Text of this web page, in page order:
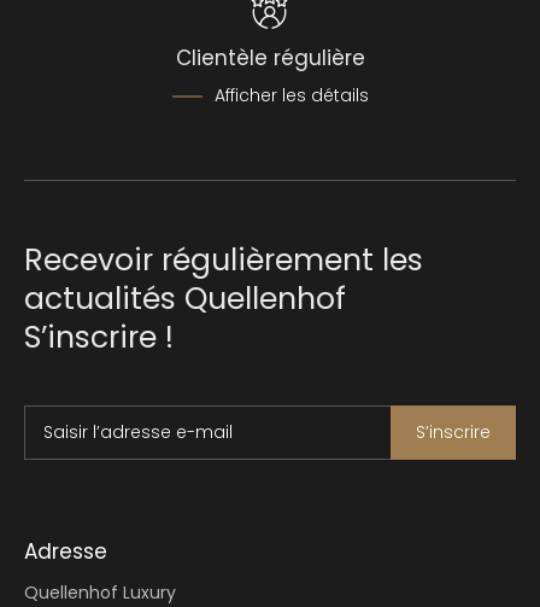
Clientèle régulière
Afficher les détails
Recevoir régulièrement les
actualités Quellenhof
S’inscrire !
Saisir l’adresse e-mail S’inscrire
Adresse
Quellenhof Luxury